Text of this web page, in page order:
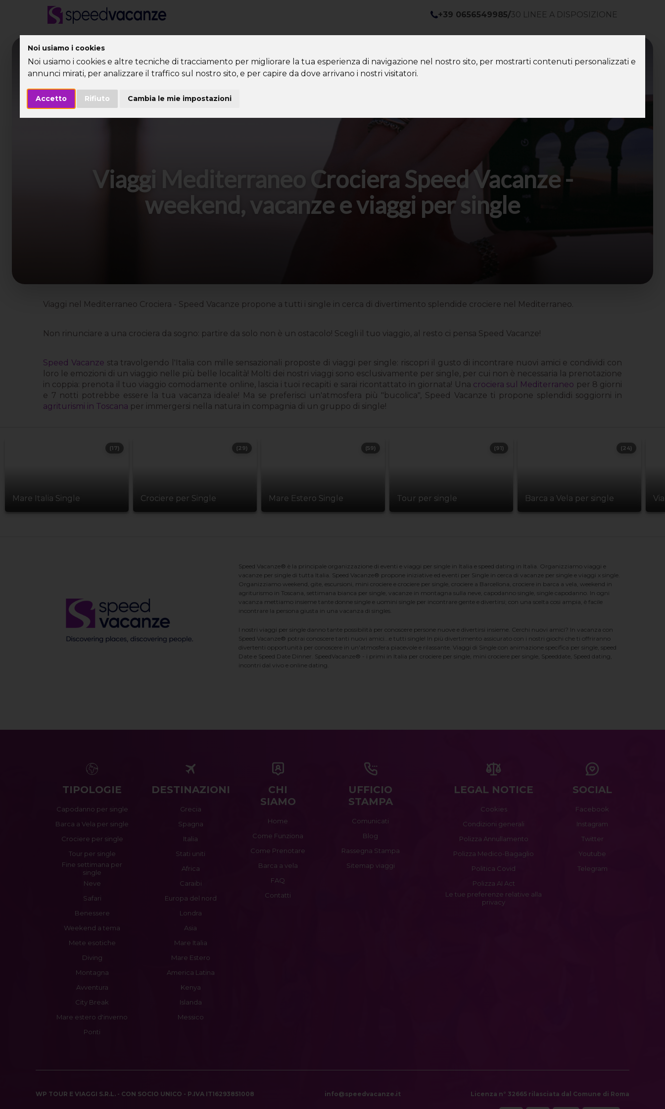
Noi usiamo i cookies
Noi usiamo i cookies e altre tecniche di tracciamento per migliorare la tua esperienza di navigazione nel nostro sito, per mostrarti contenuti personalizzati e
annunci mirati, per analizzare il traffico sul nostro sito, e per capire da dove arrivano i nostri visitatori.
Accetto Rifiuto Cambia le mie impostazioni
+39 0656549985/30 LINEE A DISPOSIZIONE
Viaggi Mediterraneo Crociera Speed Vacanze -
weekend, vacanze e viaggi per single
Viaggi nel Mediterraneo Crociera - Speed Vacanze propone a tutti i single in cerca di divertimento splendide crociere nel Mediterraneo.
Non rinunciare a una crociera da sogno: partire da solo non è un ostacolo! Scegli il tuo viaggio, al resto ci pensa Speed Vacanze!
Speed Vacanze sta travolgendo l'Italia con mille sensazionali proposte di viaggi per single: riscopri il gusto di incontrare nuovi amici e condividi con
loro le emozioni di un viaggio nelle più belle località! Molti dei nostri viaggi sono esclusivamente per single, per cui non è necessaria la prenotazione
in coppia: prenota il tuo viaggio comodamente online, lascia i tuoi recapiti e sarai ricontattato in giornata! Una crociera sul Mediterraneo per 8 giorni
e 7 notti potrebbe essere la tua vacanza ideale! Ma se preferisci un'atmosfera più "bucolica", Speed Vacanze ti propone splendidi soggiorni in
agriturismi in Toscana per immergersi nella natura in compagnia di un gruppo di single!
Mare Italia Single
(17)
Crociere per Single
(29)
Mare Estero Single
(59)
Tour per single
(91)
Barca a Vela per single
(24)
Speed Vacanze® è la principale organizzazione di eventi e viaggi per single in Italia e speed dating in Italia. Organizziamo viaggi e
vacanze per single di tutta Italia. Speed Vacanze® propone iniziative ed eventi per Single in cerca di vacanze per single e viaggi x single.
Organizziamo weekend, gite, escursioni, mini crociere e crociere per single, crociere a Barcellona, crociere in barca a vela, weekend in
agriturismo in Toscana, settimana bianca per single, vacanze in montagna sulla neve, capodanno single, single capodanno. In ogni
vacanza mettiamo insieme tante donne single e uomini single per incontrare gente e divertirsi; con una scelta cosi ampia, è facile
incontrare la persona giusta in una vacanza di singles.
I nostri viaggi per single danno tante possibilità per conoscere persone nuove e divertirsi insieme. Cerchi nuovi amici? In vacanza con
Speed Vacanze® potrai conoscere tanti nuovi amici...e tutti single! In più divertimento assicurato con i nostri giochi che ti offriranno
divertenti opportunità per conoscere in un'atmosfera piacevole e rilassante. Viaggi di Single con animazione specifica per single, speed
Date e Speed Date Dinner. SpeedVacanze® - i primi in Italia per crociere per single, mini crociere per single, Speeddate, Speed dating,
incontri dal vivo e online dating.
TIPOLOGIE
Capodanno per single
Barca a Vela per single
Crociere per single
Tour per single
Fine settimana per
single
Neve
Safari
Benessere
Weekend a tema
Mete esotiche
Diving
Montagna
Avventura
City Break
Mare estero d'inverno
Ponti
DESTINAZIONI
Grecia
Spagna
Italia
Stati uniti
Africa
Caraibi
Europa del nord
Londra
Asia
Mare Italia
Mare Estero
America Latina
Kenya
Islanda
Messico
CHI
SIAMO
Home
Come Funziona
Come Prenotare
Barca a vela
FAQ
Contatti
UFFICIO
STAMPA
Comunicati
Blog
Rassegna Stampa
Sitemap viaggi
LEGAL NOTICE
Cookies
Condizioni generali
Polizza Annullamento
Polizza Medico-Bagaglio
Politica Covid
Polizza AI Act
Le tue preferenze relative alla
privacy
SOCIAL
Facebook
Instagram
Twitter
Youtube
Telegram
WP TOUR E VIAGGI S.R.L. - CON SOCIO UNICO - P.IVA IT16293851008 info@speedvacanze.it Licenza n° 32665 rilasciata dal Comune di Roma